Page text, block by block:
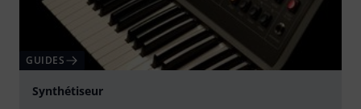
GUIDES
Synthétiseur